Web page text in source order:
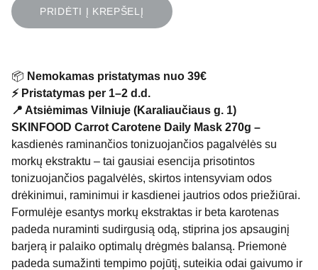
PRIDĖTI Į KREPŠELĮ
📦 Nemokamas pristatymas nuo 39€
⚡ Pristatymas per 1–2 d.d.
📍 Atsiėmimas Vilniuje (Karaliaučiaus g. 1)
SKINFOOD Carrot Carotene Daily Mask 270g –
kasdienės raminančios tonizuojančios pagalvėlės su
morkų ekstraktu – tai gausiai esencija prisotintos
tonizuojančios pagalvėlės, skirtos intensyviam odos
drėkinimui, raminimui ir kasdienei jautrios odos priežiūrai.
Formulėje esantys morkų ekstraktas ir beta karotenas
padeda nuraminti sudirgusią odą, stiprina jos apsauginį
barjerą ir palaiko optimalų drėgmės balansą. Priemonė
padeda sumažinti tempimo pojūtį, suteikia odai gaivumo ir